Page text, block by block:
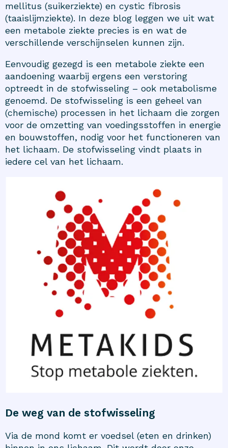
mellitus (suikerziekte) en cystic fibrosis
(taaislijmziekte). In deze blog leggen we uit wat
een metabole ziekte precies is en wat de
verschillende verschijnselen kunnen zijn.
Eenvoudig gezegd is een metabole ziekte een
aandoening waarbij ergens een verstoring
optreedt in de stofwisseling – ook metabolisme
genoemd. De stofwisseling is een geheel van
(chemische) processen in het lichaam die zorgen
voor de omzetting van voedingsstoffen in energie
en bouwstoffen, nodig voor het functioneren van
het lichaam. De stofwisseling vindt plaats in
iedere cel van het lichaam.
De weg van de stofwisseling
Via de mond komt er voedsel (eten en drinken)